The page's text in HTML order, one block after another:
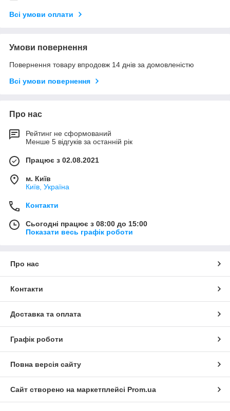
Всі умови оплати
Умови повернення
Повернення товару впродовж 14 днів за домовленістю
Всі умови повернення
Про нас
Рейтинг не сформований
Менше 5 відгуків за останній рік
Працює з 02.08.2021
м. Київ
Київ, Україна
Контакти
Сьогодні працює з 08:00 до 15:00
Показати весь графік роботи
Про нас
Контакти
Доставка та оплата
Графік роботи
Повна версія сайту
Сайт створено на маркетплейсі Prom.ua